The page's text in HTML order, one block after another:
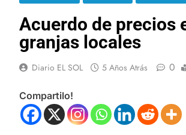
Acuerdo de precios
granjas locales
Diario EL SOL 5 Años Atrás 0
Compartilo!